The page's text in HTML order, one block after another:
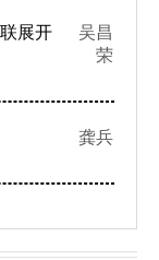
展开
吴昌
荣
龚兵